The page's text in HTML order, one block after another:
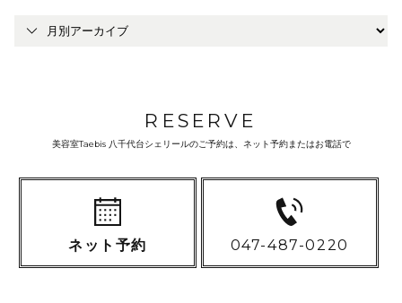
RESERVE
美容室Taebis 八千代台シェリールのご予約は、ネット予約またはお電話で
ネット予約 047-487-0220